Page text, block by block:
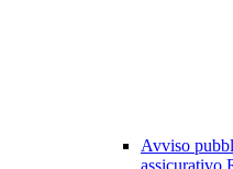
Avviso